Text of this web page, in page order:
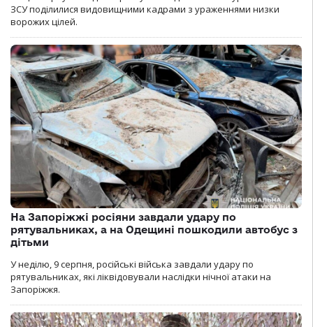
ЗСУ поділилися видовищними кадрами з ураженнями низки
ворожих цілей.
На Запоріжжі росіяни завдали удару по
рятувальниках, а на Одещині пошкодили автобус з
дітьми
У неділю, 9 серпня, російські війська завдали удару по
рятувальниках, які ліквідовували наслідки нічної атаки на
Запоріжжя.